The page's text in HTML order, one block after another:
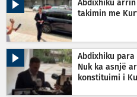
Abdixhiku
takimin me
Abdixhiku
Nuk ka asnjë
konstituimi i